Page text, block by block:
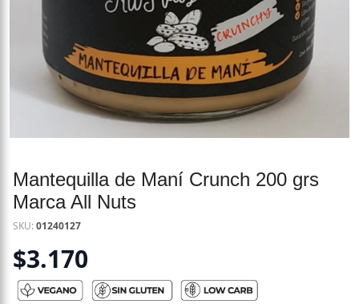
Mantequilla de Maní Crunch 200 grs
Marca All Nuts
SKU:01240127
$3.170